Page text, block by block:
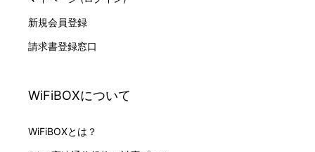
新規会員登録
請求書登録窓口
WiFiBOXについて
WiFiBOXとは？